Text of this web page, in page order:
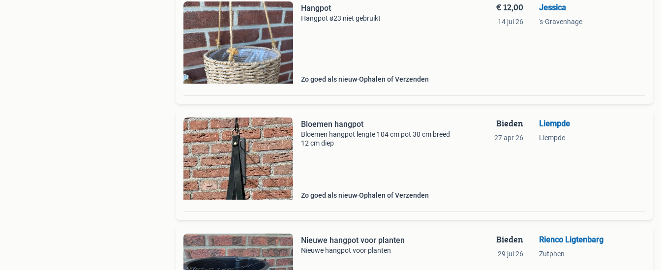
Hangpot
Hangpot ø23 niet gebruikt
Zo goed als nieuw Ophalen of Verzenden
€ 12,00
14 jul 26
Jessica
's-Gravenhage
Bloemen hangpot
Bloemen hangpot lengte 104 cm pot 30 cm breed
12 cm diep
Zo goed als nieuw Ophalen of Verzenden
Bieden
27 apr 26
Liempde
Liempde
Nieuwe hangpot voor planten
Nieuwe hangpot voor planten
Bieden
29 jul 26
Rienco Ligtenbarg
Zutphen